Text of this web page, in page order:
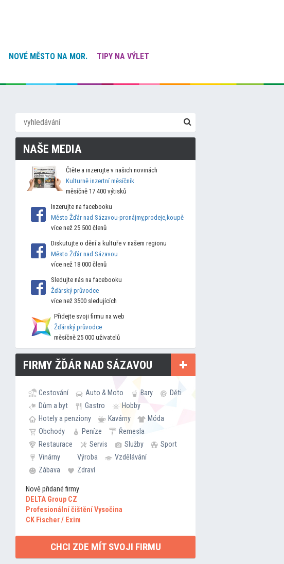
NOVÉ MĚSTO NA MOR.
TIPY NA VÝLET
NAŠE MEDIA
Čtěte a inzerujte v našich novinách
Kulturně inzertní měsíčník
měsíčně 17 400 výtisků
Inzerujte na facebooku
Město Žďár nad Sázavou-pronájmy,prodeje,koupě
více než 25 500 členů
Diskutujte o dění a kultuře v našem regionu
Město Žďár nad Sázavou
více než 18 000 členů
Sledujte nás na facebooku
Žďárský průvodce
více než 3500 sledujících
Přidejte svoji firmu na web
Žďárský průvodce
měsíčně 25 000 uživatelů
FIRMY ŽĎÁR NAD SÁZAVOU
Cestování Auto & Moto Bary
Děti
Dům a byt
Gastro
Hobby
Hotely a penziony
Kavárny
Móda
Obchody
Peníze
Řemesla
Restaurace
Servis Služby
Sport
Vinárny
Výroba
Vzdělávání
Zábava
Zdraví
Nově přidané firmy
DELTA Group CZ
Profesionální čištění Vysočina
CK Fischer / Exim
CHCI ZDE MÍT SVOJI FIRMU